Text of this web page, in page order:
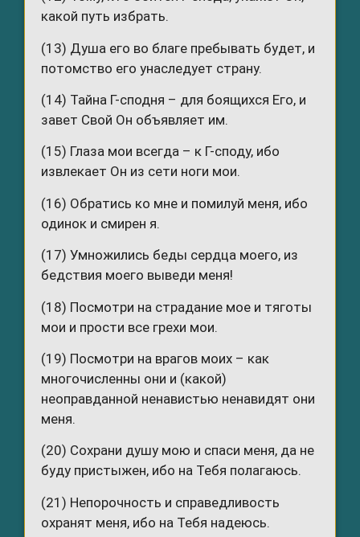
какой путь избрать.
(13) Душа его во благе пребывать будет, и
потомство его унаследует страну.
(14) Тайна Г-сподня – для боящихся Его, и
завет Свой Он объявляет им.
(15) Глаза мои всегда – к Г-споду, ибо
извлекает Он из сети ноги мои.
(16) Обратись ко мне и помилуй меня, ибо
одинок и смирен я.
(17) Умножились беды сердца моего, из
бедствия моего выведи меня!
(18) Посмотри на страдание мое и тяготы
мои и прости все грехи мои.
(19) Посмотри на врагов моих – как
многочисленны они и (какой)
неоправданной ненавистью ненавидят они
меня.
(20) Сохрани душу мою и спаси меня, да не
буду пристыжен, ибо на Тебя полагаюсь.
(21) Непорочность и справедливость
охранят меня, ибо на Тебя надеюсь.